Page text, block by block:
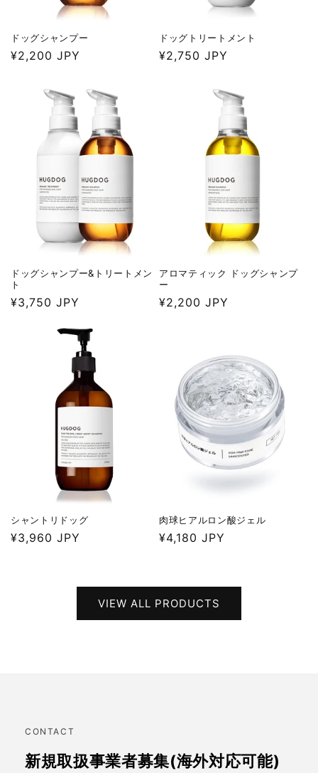
ドッグシャンプー
通
¥2,200 JPY
ドッグトリートメント
通
¥2,750 JPY
ドッグシャンプー&トリートメン
ト
通
¥3,750 JPY
アロマティック ドッグシャンプ
ー
通
¥2,200 JPY
シャントリドッグ
通
¥3,960 JPY
肉球ヒアルロン酸ジェル
通
格
¥4,180 JPY
VIEW ALL PRODUCTS
CONTACT
新規取扱事業者募集(海外対応可能)